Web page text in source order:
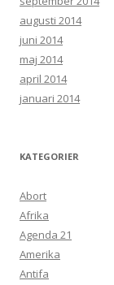
augusti 2014
juni 2014
maj 2014
april 2014
januari 2014
KATEGORIER
Abort
Afrika
Agenda 21
Amerika
Antifa